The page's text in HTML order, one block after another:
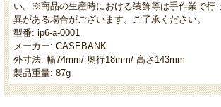
い。※商品の生産時における装飾等は手作業で行
異がある場合がございます。ご了承ください。
型番: ip6-a-0001
メーカー: CASEBANK
外寸法: 幅74mm/ 奥行18mm/ 高さ143mm
製品重量: 87g